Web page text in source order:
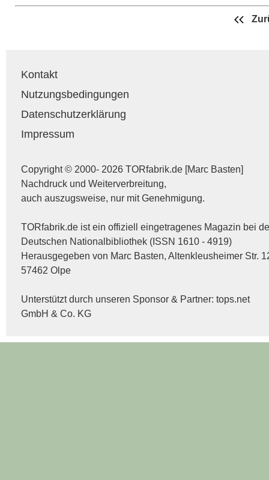
Kontakt
Nutzungsbedingungen
Datenschutzerklärung
Impressum
Copyright © 2000- 2026 TORfabrik.de [Marc Basten]
Nachdruck und Weiterverbreitung,
auch auszugsweise, nur mit Genehmigung.
TORfabrik.de ist ein offiziell eingetragenes Magazin bei
Deutschen Nationalbibliothek (ISSN 1610 - 4919)
Herausgegeben von Marc Basten, Altenkleusheimer Str.
57462 Olpe
Unterstützt durch unseren Sponsor & Partner: tops.net
GmbH & Co. KG